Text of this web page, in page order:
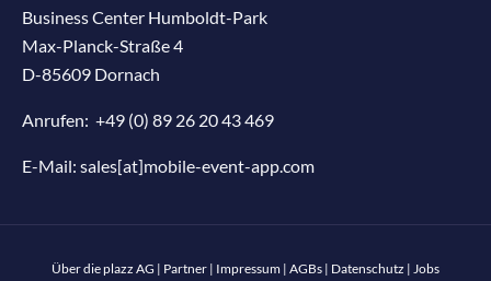
Business Center Humboldt-Park
Max-Planck-Straße 4
D-85609 Dornach
Anrufen: +49 (0) 89 26 20 43 469
E-Mail: sales[at]mobile-event-app.com
Über die plazz AG | Partner | Impressum | AGBs | Datenschutz | Jobs